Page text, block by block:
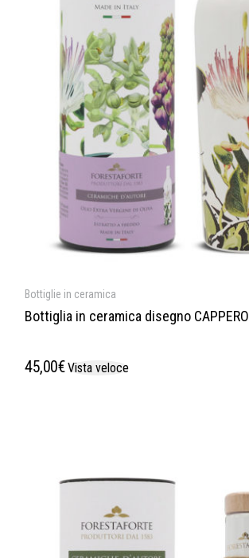
Bottiglie in ceramica
Bottiglia in ceramica disegno CAPPERO
45,00€ Vista veloce